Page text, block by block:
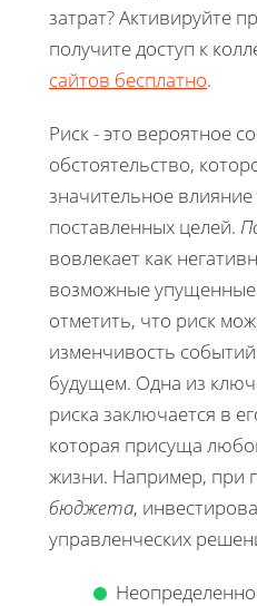
затрат? Активируйте
получите доступ к
сайтов бесплатно.
Риск - это вероятное
обстоятельство,
значительное
поставленных целей.
вовлекает как
возможные
отметить, что риск
изменчивость
будущем. Одна из
риска заключается в
которая присуща
жизни. Например, при
бюджета,
управленческих